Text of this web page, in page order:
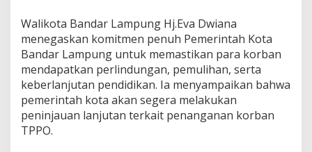
Walikota Bandar Lampung Hj.Eva Dwiana
menegaskan komitmen penuh Pemerintah Kota
Bandar Lampung untuk memastikan para korban
mendapatkan perlindungan, pemulihan, serta
keberlanjutan pendidikan. Ia menyampaikan bahwa
pemerintah kota akan segera melakukan
peninjauan lanjutan terkait penanganan korban
TPPO.